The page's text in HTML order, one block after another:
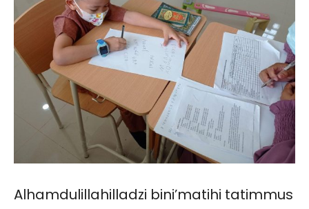
Alhamdulillahilladzi bini’matihi tatimmus